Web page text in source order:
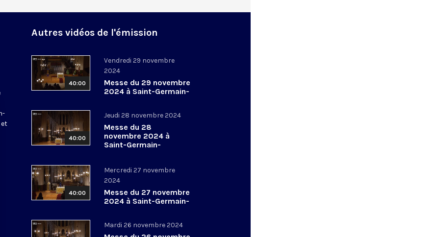
et
Autres vidéos de l'émission
40:00
Vendredi 29 novembre
2024
Messe du 29 novembre
2024 à Saint-Germain-
40:00
Jeudi 28 novembre 2024
Messe du 28
novembre 2024 à
Saint-Germain-
40:00
Mercredi 27 novembre
2024
Messe du 27 novembre
2024 à Saint-Germain-
Mardi 26 novembre 2024